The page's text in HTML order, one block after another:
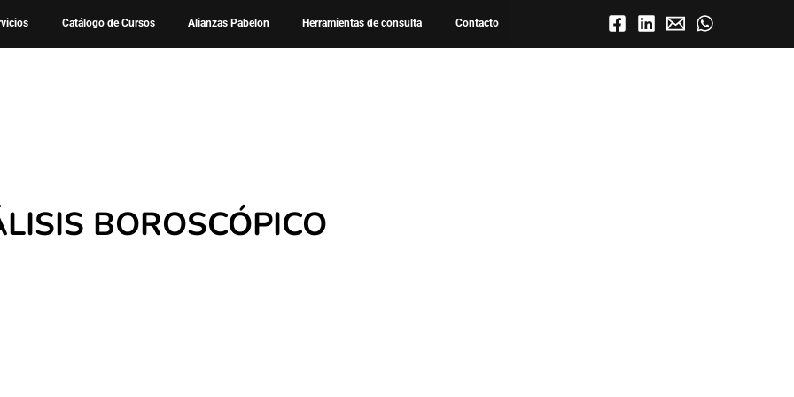
Catálogo de Cursos Alianzas Pabelon Herramientas de consulta Contacto
Curso – Análisis Boroscópico
BOROSCÓPICO